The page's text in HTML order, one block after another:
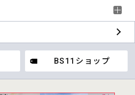
BS11ショップ